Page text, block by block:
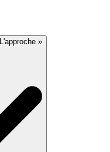
L'approche »